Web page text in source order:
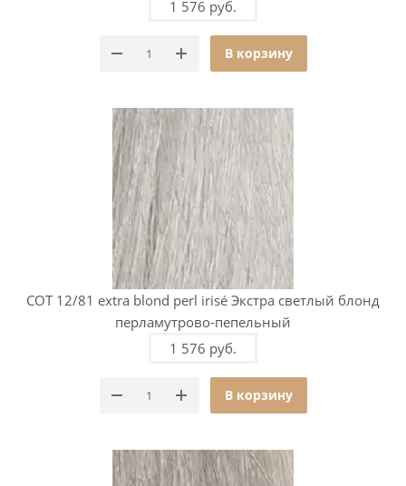
1 576 руб.
В корзину
COT 12/81 extra blond perl irisé Экстра светлый блонд
перламутрово-пепельный
1 576 руб.
В корзину